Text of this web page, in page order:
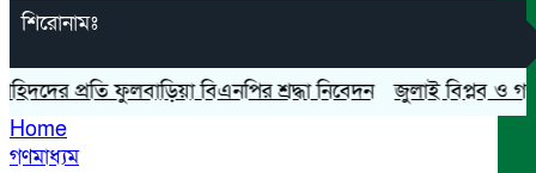
শিরোনামঃ
প্রতি ফুলবাড়িয়া বিএনপির শ্রদ্ধা নিবেদন জুলাই বিপ্লব ও
Home
গণমাধ্যম